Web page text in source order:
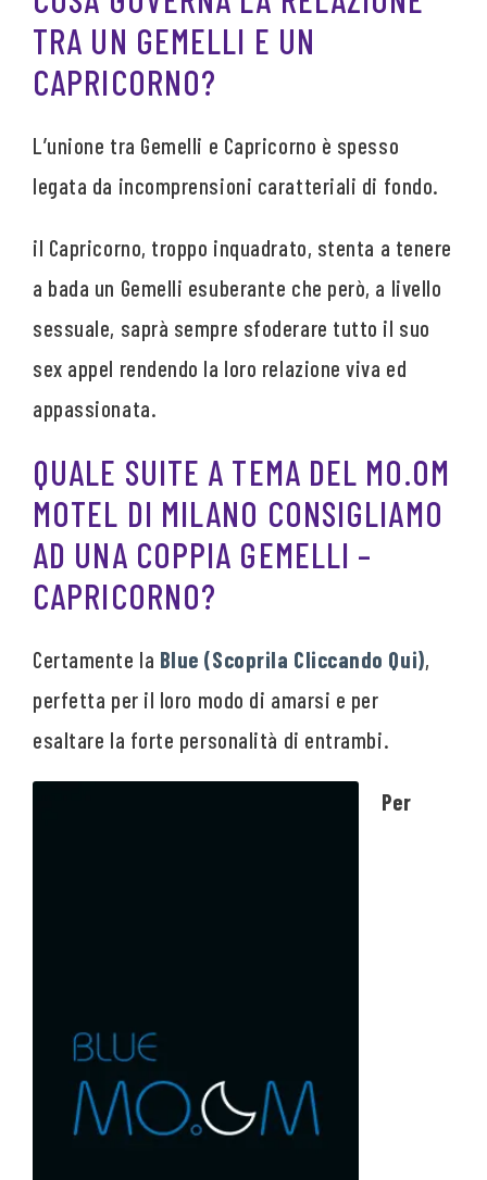
TRA UN GEMELLI E UN
CAPRICORNO?
L’unione tra Gemelli e Capricorno è spesso
legata da incomprensioni caratteriali di fondo.
il Capricorno, troppo inquadrato, stenta a tenere
a bada un Gemelli esuberante che però, a livello
sessuale, saprà sempre sfoderare tutto il suo
sex appel rendendo la loro relazione viva ed
appassionata.
QUALE SUITE A TEMA DEL MO.OM
MOTEL DI MILANO CONSIGLIAMO
AD UNA COPPIA GEMELLI –
CAPRICORNO?
Certamente la Blue (Scoprila Cliccando Qui),
perfetta per il loro modo di amarsi e per
esaltare la forte personalità di entrambi.
Per